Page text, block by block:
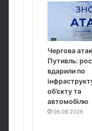
Чергова
Путивль:
вдарили по
об’єкту та
автомобілю
06.08.2026